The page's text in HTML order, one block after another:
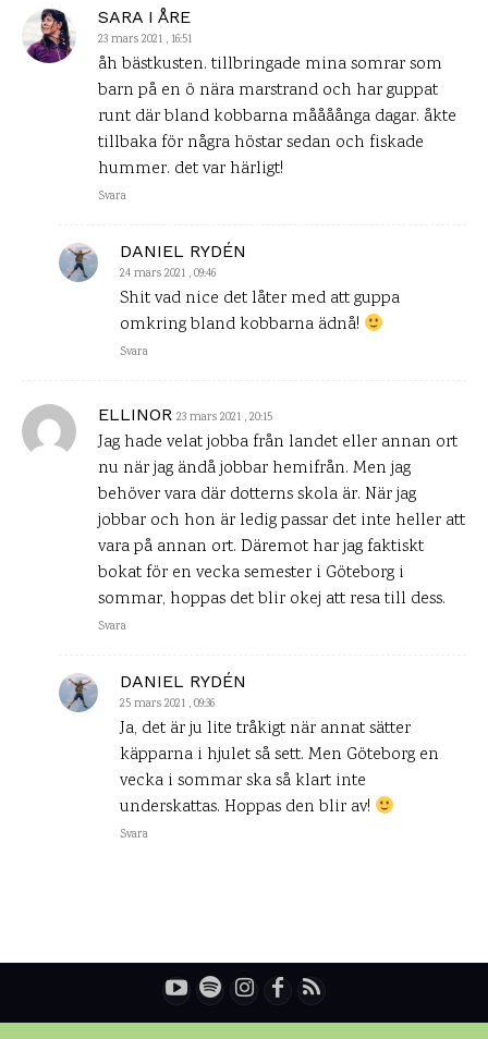
SARA I ÅRE
23 mars 2021 , 16:51
åh bästkusten. tillbringade mina somrar som
barn på en ö nära marstrand och har guppat
runt där bland kobbarna måååånga dagar. åkte
tillbaka för några höstar sedan och fiskade
hummer. det var härligt!
Svara
DANIEL RYDÉN
24 mars 2021 , 09:46
Shit vad nice det låter med att guppa
omkring bland kobbarna ädnå!
Svara
ELLINOR 23 mars 2021 , 20:15
Jag hade velat jobba från landet eller annan ort
nu när jag ändå jobbar hemifrån. Men jag
behöver vara där dotterns skola är. När jag
jobbar och hon är ledig passar det inte heller att
vara på annan ort. Däremot har jag faktiskt
bokat för en vecka semester i Göteborg i
sommar, hoppas det blir okej att resa till dess.
Svara
DANIEL RYDÉN
25 mars 2021 , 09:36
Ja, det är ju lite tråkigt när annat sätter
käpparna i hjulet så sett. Men Göteborg en
vecka i sommar ska så klart inte
underskattas. Hoppas den blir av!
Svara